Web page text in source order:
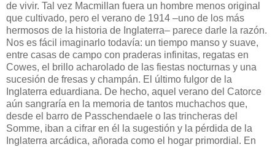
de vivir. Tal vez Macmillan fuera un hombre menos original
que cultivado, pero el verano de 1914 –uno de los más
hermosos de la historia de Inglaterra– parece darle la razón.
Nos es fácil imaginarlo todavía: un tiempo manso y suave,
entre casas de campo con praderas infinitas, regatas en
Cowes, el brillo acharolado de las fiestas nocturnas y una
sucesión de fresas y champán. El último fulgor de la
Inglaterra eduardiana. De hecho, aquel verano del Catorce
aún sangraría en la memoria de tantos muchachos que,
desde el barro de Passchendaele o las trincheras del
Somme, iban a cifrar en él la sugestión y la pérdida de la
Inglaterra arcádica, añorada como el hogar primordial. En